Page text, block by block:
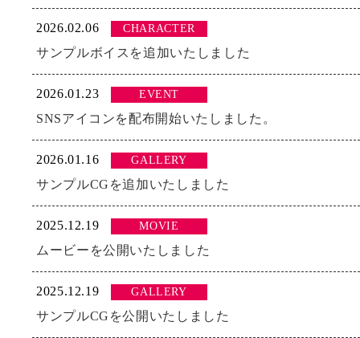
SPEC
2026.02.06 CHARACTER
サンプルボイスを追加いたしました
2026.01.23 EVENT
SNSアイコンを配布開始いたしました。
2026.01.16 GALLERY
サンプルCGを追加いたしました
2025.12.19 MOVIE
ムービーを公開いたしました
2025.12.19 GALLERY
サンプルCGを公開いたしました